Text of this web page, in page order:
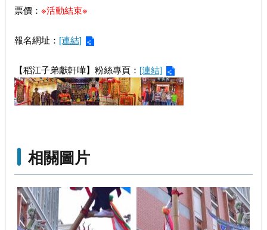
票價： ※活動結束※
報名網址： [連結]
【稻江子弟獻軒嘩】粉絲專頁： [連結]
相關圖片